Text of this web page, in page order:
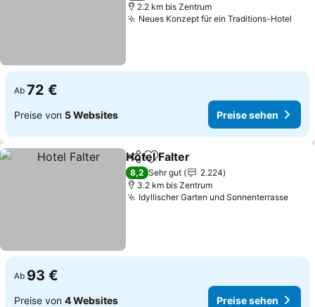
2.2 km bis Zentrum
Neues Konzept für ein Traditions-Hotel
Ab 72 €
Preise von 5 Websites Preise sehen
TeilenZu Favoriten hinzufügen
Hotel Falter
8,2 Sehr gut
2.224
3.2 km bis Zentrum
Idyllischer Garten und Sonnenterrasse
Ab 93 €
Preise von 4 Websites Preise sehen